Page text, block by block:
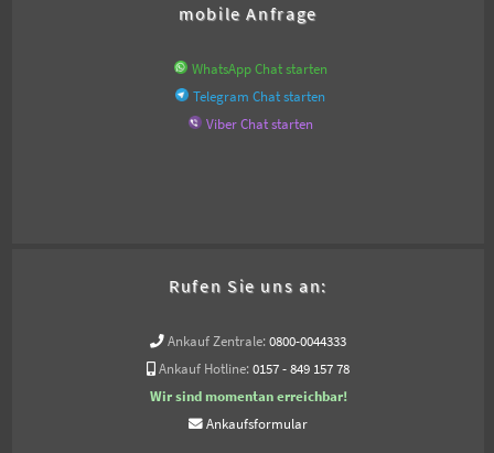
mobile Anfrage
WhatsApp Chat starten
Telegram Chat starten
Viber Chat starten
Rufen Sie uns an:
Ankauf Zentrale: 0800-0044333
Ankauf Hotline: 0157 - 849 157 78
Wir sind momentan erreichbar!
Ankaufsformular